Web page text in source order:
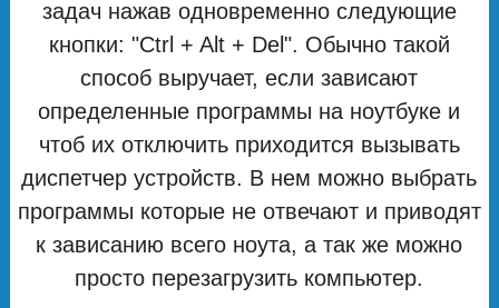
задач нажав одновременно следующие
кнопки: "Ctrl + Alt + Del". Обычно такой
способ выручает, если зависают
определенные программы на ноутбуке и
чтоб их отключить приходится вызывать
диспетчер устройств. В нем можно выбрать
программы которые не отвечают и приводят
к зависанию всего ноута, а так же можно
просто перезагрузить компьютер.